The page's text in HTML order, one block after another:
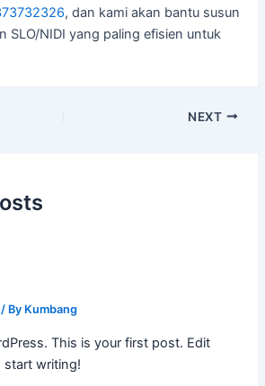
, dan kami akan bantu susun
SLO/NIDI yang paling efisien untuk
NEXT
/ By Kumbang
This is your first post. Edit
start writing!